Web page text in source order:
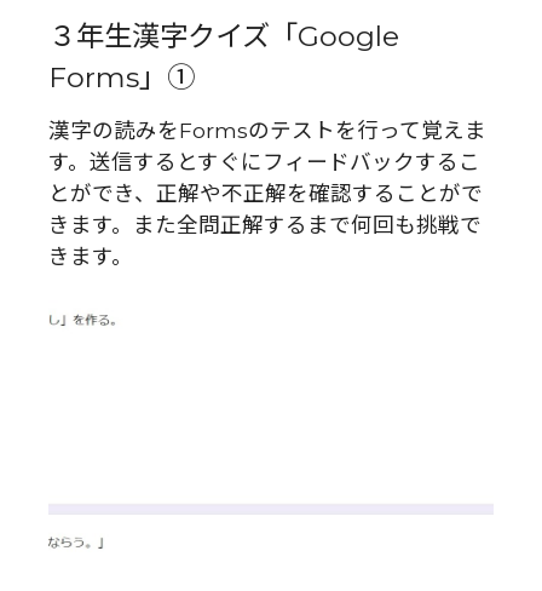
３年生漢字クイズ「Google
Forms」①
漢字の読みをFormsのテストを行って覚えま
す。送信するとすぐにフィードバックするこ
とができ、正解や不正解を確認することがで
きます。また全問正解するまで何回も挑戦で
きます。